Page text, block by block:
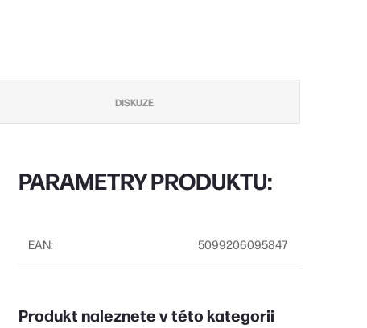
DISKUZE
PARAMETRY PRODUKTU:
EAN: 5099206095847
Produkt naleznete v této kategorii